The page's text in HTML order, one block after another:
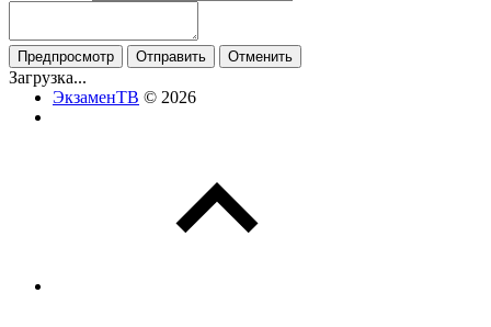
Загрузка...
ЭкзаменТВ © 2026